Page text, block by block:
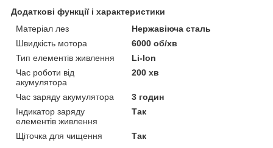
Додаткові функції і характеристики
Матеріал лез
Нержавіюча сталь
Швидкість мотора
6000 об/хв
Тип елементів живлення
Li-Ion
Час роботи від
акумулятора
200 хв
Час заряду акумулятора
3 годин
Індикатор заряду
елементів живлення
Так
Щіточка для чищення Так